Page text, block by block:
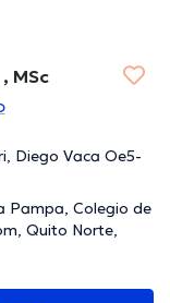
MSc
Diego Vaca Oe5-
Pampa, Colegio de
Quito Norte,